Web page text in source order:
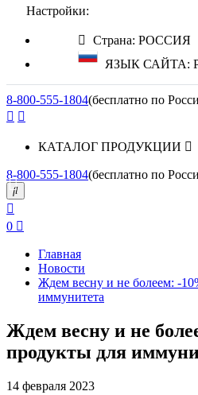
Настройки:
Страна: РОССИЯ
ЯЗЫК САЙТА:
8-800-555-1804(бесплатно по
КАТАЛОГ ПРОДУКЦИИ
8-800-555-1804(бесплатно по
0
Главная
Новости
Ждем весну и не болеем: -
иммунитета
Ждем весну и не
продукты для
14 февраля 2023